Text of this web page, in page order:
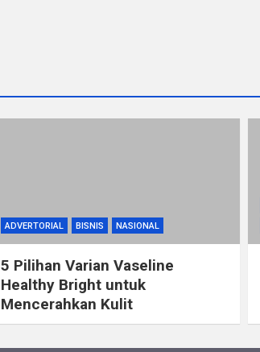
ADVERTORIAL BISNIS NASIONAL
5 Pilihan Varian Vaseline
Healthy Bright untuk
Mencerahkan Kulit